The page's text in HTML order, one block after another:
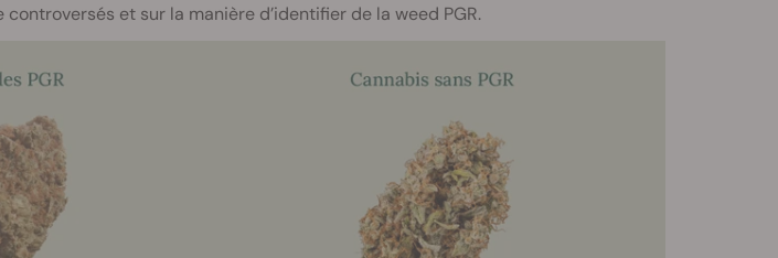
et sur la manière d’identifier de la weed PGR.